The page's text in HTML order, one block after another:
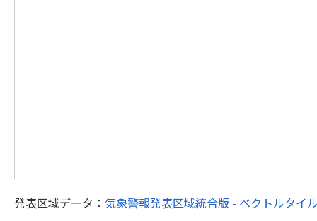
発表区域データ： 気象警報発表区域統合版 - ベクトルタイ